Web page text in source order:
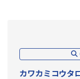
カワカミコウタ